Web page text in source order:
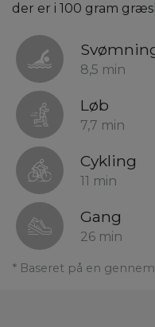
der er i 100 gram
8,5 min
Løb
7,7 min
Cykling
11 min
Gang
26 min
* Baseret på en